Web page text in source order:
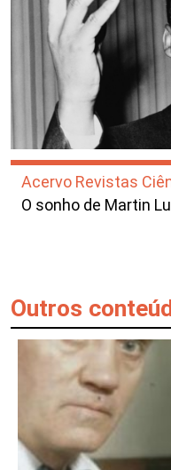
Acervo Revistas
O sonho de Martin
Outros